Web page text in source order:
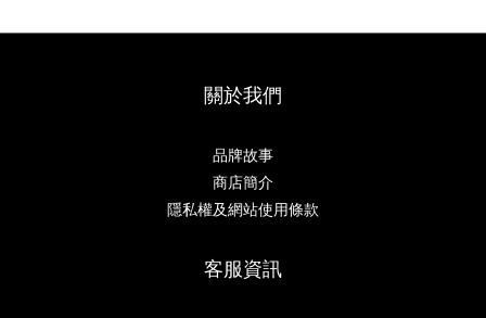
關於我們
品牌故事
商店簡介
隱私權及網站使用條款
客服資訊